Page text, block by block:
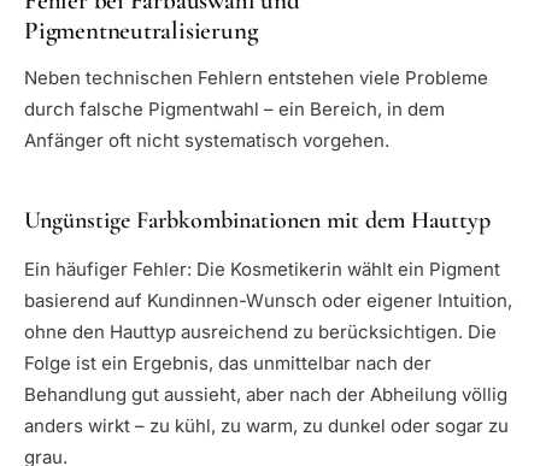
Pigmentneutralisierung
Neben technischen Fehlern entstehen viele Probleme
durch falsche Pigmentwahl – ein Bereich, in dem
Anfänger oft nicht systematisch vorgehen.
Ungünstige Farbkombinationen mit dem Hauttyp
Ein häufiger Fehler: Die Kosmetikerin wählt ein Pigment
basierend auf Kundinnen-Wunsch oder eigener Intuition,
ohne den Hauttyp ausreichend zu berücksichtigen. Die
Folge ist ein Ergebnis, das unmittelbar nach der
Behandlung gut aussieht, aber nach der Abheilung völlig
anders wirkt – zu kühl, zu warm, zu dunkel oder sogar zu
grau.